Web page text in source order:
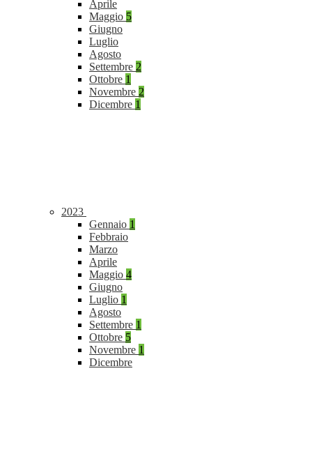
Aprile
Maggio 5
Giugno
Luglio
Agosto
Settembre 2
Ottobre 1
Novembre 2
Dicembre 1
2023
Gennaio 1
Febbraio
Marzo
Aprile
Maggio 4
Giugno
Luglio 1
Agosto
Settembre 1
Ottobre 5
Novembre 1
Dicembre